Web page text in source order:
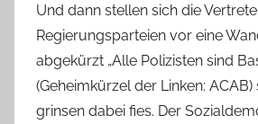
Und dann stellen sich die
Regierungsparteien vor eine
abgekürzt „Alle Polizisten sind
(Geheimkürzel der Linken:
grinsen dabei fies. Der